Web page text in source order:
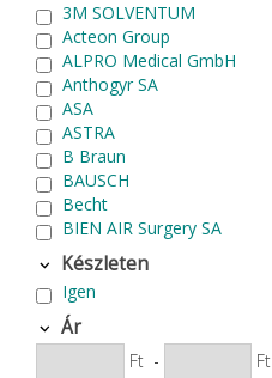
3M SOLVENTUM
Acteon Group
ALPRO Medical GmbH
Anthogyr SA
ASA
ASTRA
B Braun
BAUSCH
Becht
BIEN AIR Surgery SA
Bode Chemie
Cardex
Carlo de Giorgi srl
CATTANI SpA
CAVEX
Cefla S.C.
Készleten
Igen
Ár
Ft - Ft